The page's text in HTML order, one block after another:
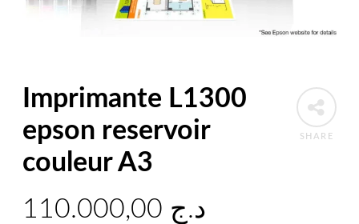
SHARE
Imprimante L1300
epson reservoir
couleur A3
د.ج